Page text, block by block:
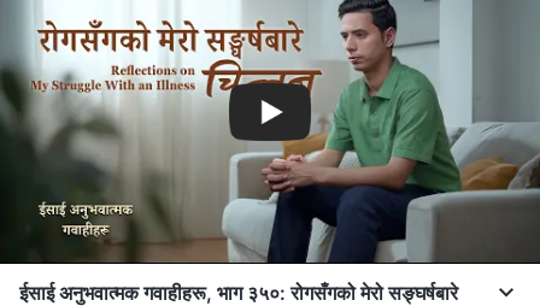
ईसाई अनुभवात्मक गवाहीहरू, भाग ३५०: रोगसँगको मेरो सङ्घर्षबारे